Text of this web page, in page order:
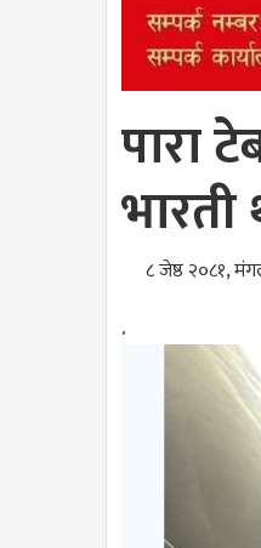
पारा
भारती
८ जेष्ठ २०८१,
.